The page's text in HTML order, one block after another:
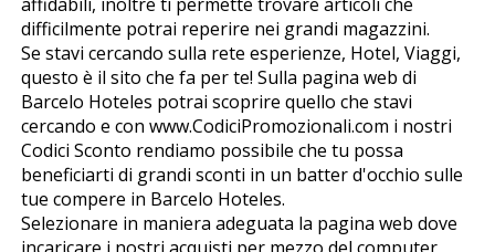
difficilmente potrai reperire nei grandi magazzini.
Se stavi cercando sulla rete esperienze, Hotel, Viaggi,
questo è il sito che fa per te! Sulla pagina web di
Barcelo Hoteles potrai scoprire quello che stavi
cercando e con www.CodiciPromozionali.com i nostri
Codici Sconto rendiamo possibile che tu possa
beneficiarti di grandi sconti in un batter d'occhio sulle
tue compere in Barcelo Hoteles.
Selezionare in maniera adeguata la pagina web dove